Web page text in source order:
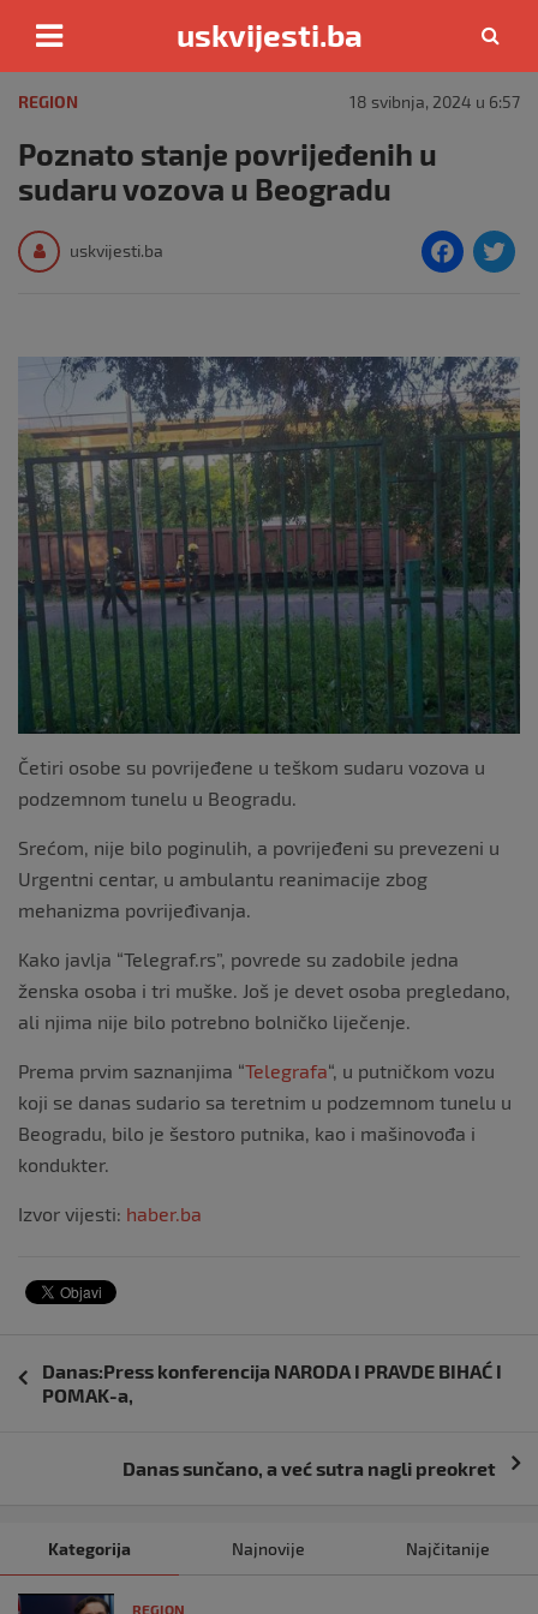
content
uskvijesti.ba
REGION 18 svibnja, 2024 u 6:57
Poznato stanje povrijeđenih u
sudaru vozova u Beogradu
uskvijesti.ba
F
e
b
o
o
k
Četiri osobe su povrijeđene u teškom sudaru vozova u
podzemnom tunelu u Beogradu.
Srećom, nije bilo poginulih, a povrijeđeni su prevezeni u
Urgentni centar, u ambulantu reanimacije zbog
mehanizma povrijeđivanja.
Kako javlja “Telegraf.rs”, povrede su zadobile jedna
ženska osoba i tri muške. Još je devet osoba pregledano,
ali njima nije bilo potrebno bolničko liječenje.
Prema prvim saznanjima “Telegrafa“, u putničkom vozu
koji se danas sudario sa teretnim u podzemnom tunelu u
Beogradu, bilo je šestoro putnika, kao i mašinovođa i
kondukter.
Izvor vijesti: haber.ba
objava
Danas:Press konferencija NARODA I PRAVDE BIHAĆ I
POMAK-a,
Danas sunčano, a već sutra nagli preokret
Kategorija Najnovije Najčitanije
REGION